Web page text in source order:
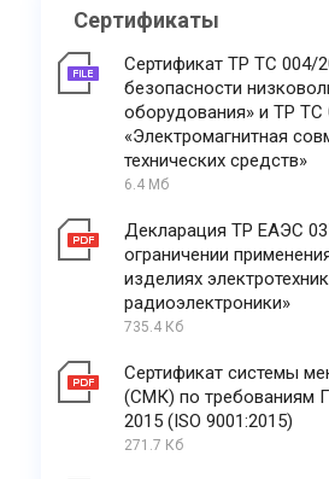
Сертификаты
Сертификат ТР ТС 004/
безопасности
оборудования» и ТР ТС
«Электромагнитная
технических средств»
6.4 Мб
Декларация ТР ЕАЭС
ограничении
изделиях
радиоэлектроники»
735.4 Кб
Сертификат системы
(СМК) по требованиям
2015 (ISO 9001:2015)
271.7 Кб